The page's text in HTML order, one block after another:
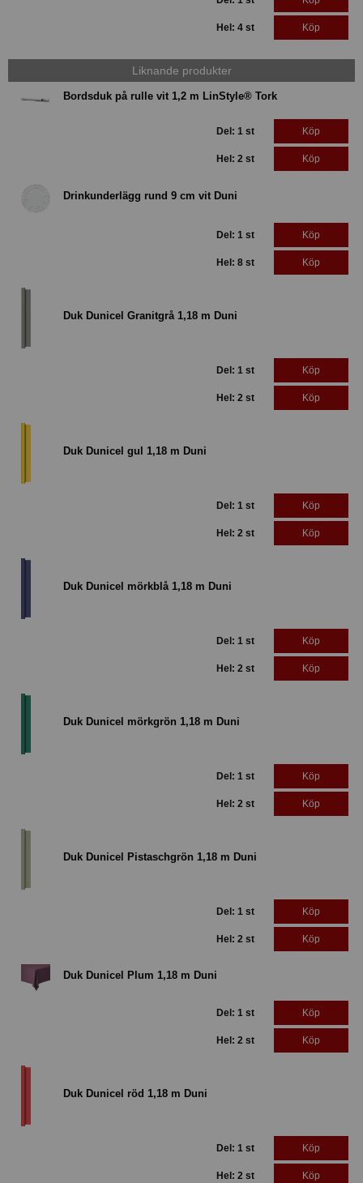
Hel: 4 st Köp
Liknande produkter
Bordsduk på rulle vit 1,2 m LinStyle® Tork
Del: 1 st Köp
Hel: 2 st Köp
Drinkunderlägg rund 9 cm vit Duni
Del: 1 st Köp
Hel: 8 st Köp
Duk Dunicel Granitgrå 1,18 m Duni
Del: 1 st Köp
Hel: 2 st Köp
Duk Dunicel gul 1,18 m Duni
Del: 1 st Köp
Hel: 2 st Köp
Duk Dunicel mörkblå 1,18 m Duni
Del: 1 st Köp
Hel: 2 st Köp
Duk Dunicel mörkgrön 1,18 m Duni
Del: 1 st Köp
Hel: 2 st Köp
Duk Dunicel Pistaschgrön 1,18 m Duni
Del: 1 st Köp
Hel: 2 st Köp
Duk Dunicel Plum 1,18 m Duni
Del: 1 st Köp
Hel: 2 st Köp
Duk Dunicel röd 1,18 m Duni
Del: 1 st Köp
Hel: 2 st Köp